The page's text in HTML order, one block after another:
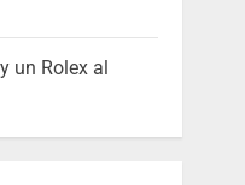
un Rolex al